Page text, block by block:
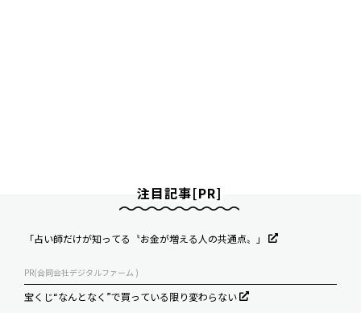
注目記事[PR]
「占い師だけが知ってる〝お金が増える人の共通点〟」
PR(合同会社デジタルファーム )
宝くじ“なんとなく”で買っている限り変わらない